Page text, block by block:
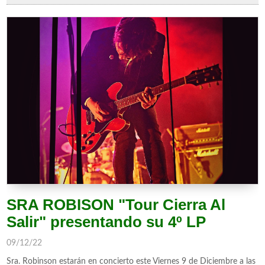
SRA ROBISON "Tour Cierra Al
Salir" presentando su 4º LP
09/12/22
Sra. Robinson estarán en concierto este Viernes 9 de Diciembre a las